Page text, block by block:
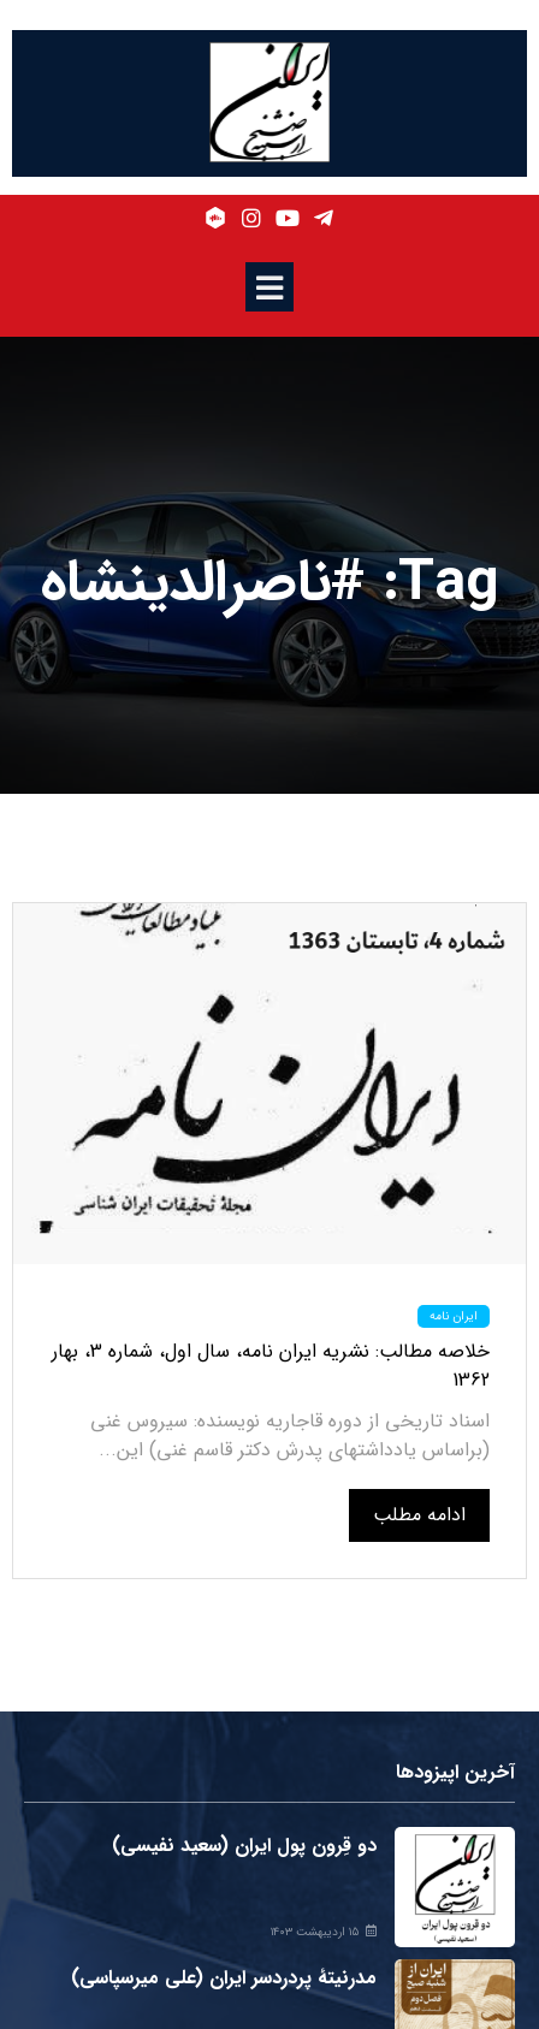
Tag: #ناصرالدینشاه
ایران نامه
خلاصه مطالب: نشریه ایران نامه، سال اول، شماره 3، بهار
1362
اسناد تاریخی از دوره قاجاریه نویسنده: سیروس غنی
(براساس یادداشتهای پدرش دکتر قاسم غنی) این...
ادامه مطلب
آخرین اپیزودها
دو قِرون پول ایران (سعید نفیسی)
۱۵ اردیبهشت ۱۴۰۳
مدرنیتۀ پردردسر ایران (علی میرسپاسی)